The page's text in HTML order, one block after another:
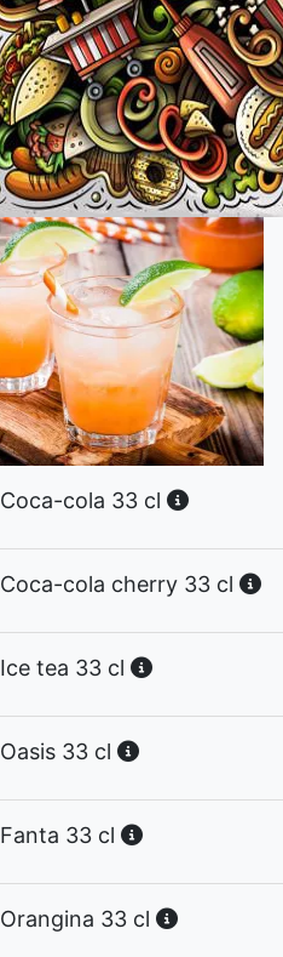
Coca-cola 33 cl
Coca-cola cherry 33 cl
Ice tea 33 cl
Oasis 33 cl
Fanta 33 cl
Orangina 33 cl